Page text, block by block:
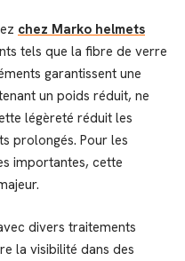
chez Marko helmets
tels que la fibre de verre
garantissent une
un poids réduit, ne
légèreté réduit les
prolongés. Pour les
importantes, cette
divers traitements
la visibilité dans des